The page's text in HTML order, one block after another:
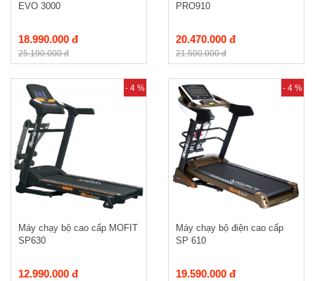
EVO 3000
18.990.000 đ
25.190.000 đ
PRO910
20.470.000 đ
21.500.000 đ
- 4 %
Máy chạy bộ cao cấp MOFIT
SP630
12.990.000 đ
- 4 %
Máy chạy bộ điện cao cấp
SP 610
19.590.000 đ